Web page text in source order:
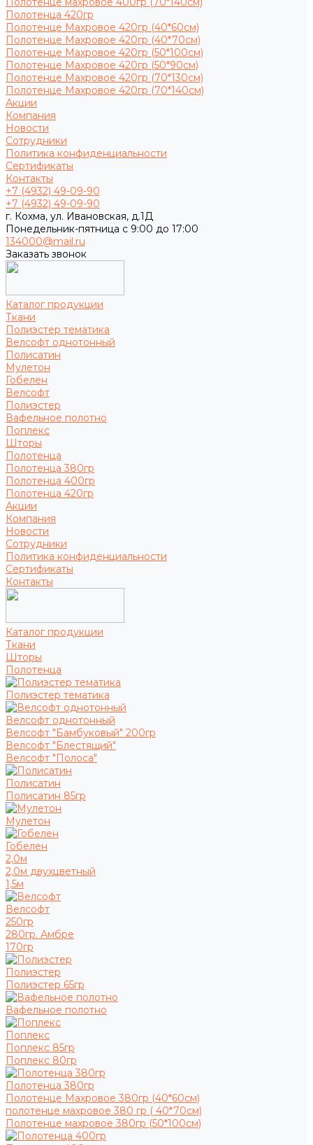
Полотенца 420гр
Полотенце Махровое 420гр (40*60см)
Полотенце Махровое 420гр (40*70см)
Полотенце Махровое 420гр (50*100см)
Полотенце Махровое 420гр (50*90см)
Полотенце Махровое 420гр (70*130см)
Полотенце Махровое 420гр (70*140см)
Акции
Компания
Новости
Сотрудники
Политика конфиденциальности
Сертификаты
Контакты
+7 (4932) 49-09-90
+7 (4932) 49-09-90
г. Кохма, ул. Ивановская, д.1Д
Понедельник-пятница с 9:00 до 17:00
134000@mail.ru
Заказать звонок
Каталог продукции
Ткани
Полиэстер тематика
Велсофт однотонный
Полисатин
Мулетон
Гобелен
Велсофт
Полиэстер
Вафельное полотно
Поплекс
Шторы
Полотенца
Полотенца 380гр
Полотенца 400гр
Полотенца 420гр
Акции
Компания
Новости
Сотрудники
Политика конфиденциальности
Сертификаты
Контакты
Каталог продукции
Ткани
Шторы
Полотенца
Полиэстер тематика
Велсофт однотонный
Велсофт "Бамбуковый" 200гр
Велсофт "Блестящий"
Велсофт "Полоса"
Полисатин
Полисатин 85гр
Мулетон
Гобелен
2,0м
2,0м двухцветный
1,5м
Велсофт
250гр
280гр. Амбре
170гр
Полиэстер
Полиэстер 65гр
Вафельное полотно
Поплекс
Поплекс 85гр
Поплекс 80гр
Полотенца 380гр
Полотенце Махровое 380гр (40*60см)
полотенце махровое 380 гр ( 40*70см)
Полотенце махровое 380гр (50*100см)